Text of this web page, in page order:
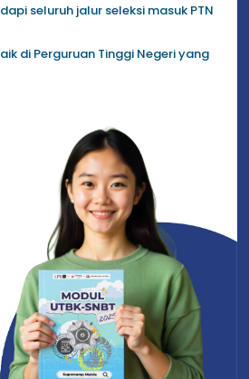
seluruh jalur seleksi masuk PTN
di Perguruan Tinggi Negeri yang